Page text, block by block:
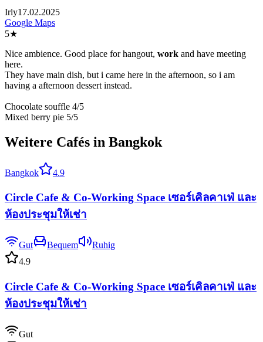
Irly17.02.2025
Google Maps
5★
Nice ambience. Good place for hangout, work and have meeting
here.
They have main dish, but i came here in the afternoon, so i am
having a afternoon dessert instead.
Chocolate souffle 4/5
Mixed berry pie 5/5
Weitere Cafés in Bangkok
Bangkok 4.9
Circle Cafe & Co-Working Space เซอร์เคิลคาเฟ่ และ
ห้องประชุมให้เช่า
Gut Bequem
Ruhig
4.9
Circle Cafe & Co-Working Space เซอร์เคิลคาเฟ่ และ
ห้องประชุมให้เช่า
Gut